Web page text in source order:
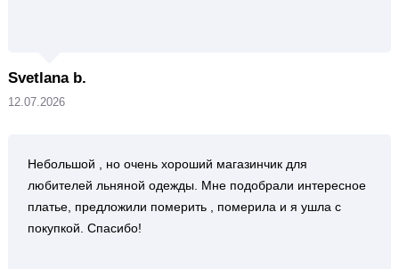
Svetlana b.
12.07.2026
Небольшой , но очень хороший магазинчик для
любителей льняной одежды. Мне подобрали интересное
платье, предложили померить , померила и я ушла с
покупкой. Спасибо!